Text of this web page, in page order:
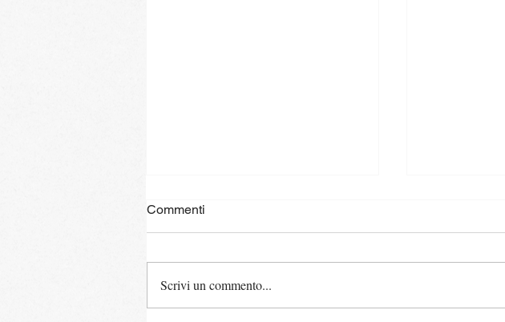
L'ennesima torta di mele
Commenti
Scrivi un commento...